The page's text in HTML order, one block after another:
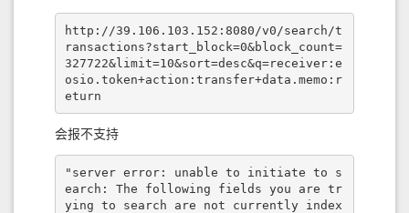
http://39.106.103.152:8080/v0/search/t
ransactions?start_block=0&block_count=
327722&limit=10&sort=desc&q=receiver:e
osio.token+action:transfer+data.memo:r
eturn
会报不支持
"server error: unable to initiate to s
earch: The following fields you are tr
ying to search are not currently index